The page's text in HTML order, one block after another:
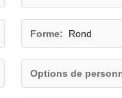
Forme: Rond
Options de